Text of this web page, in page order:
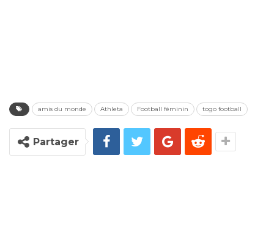
amis du monde Athleta Football féminin togo football
Partager